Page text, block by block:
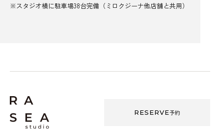
※スタジオ横に駐車場38台完備（ミロクジーナ他店舗と共用）
RESERVE予約